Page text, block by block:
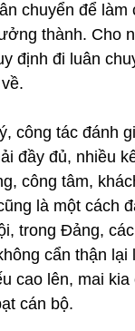
chuyển để làm
thành. Cho
định đi luân
công tác đánh
đầy đủ, nhiều
công tâm,
là một cách
trong Đảng,
cẩn thận
cao lên, mai
cán bộ.